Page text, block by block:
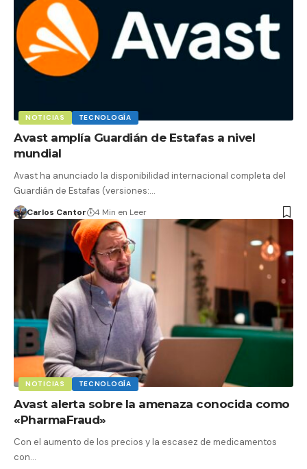
NOTICIAS TECNOLOGÍA
Avast amplía Guardián de Estafas a nivel
mundial
Avast ha anunciado la disponibilidad internacional completa del
Guardián de Estafas (versiones:…
Carlos Cantor 4 Min en Leer
NOTICIAS TECNOLOGÍA
Avast alerta sobre la amenaza conocida como
«PharmaFraud»
Con el aumento de los precios y la escasez de medicamentos
con…